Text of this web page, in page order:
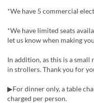
*We have 5 commercial
*We have limited seats
let us know when making
In addition, as this is a
in strollers. Thank you for
▶For dinner only, a table
charged per person.